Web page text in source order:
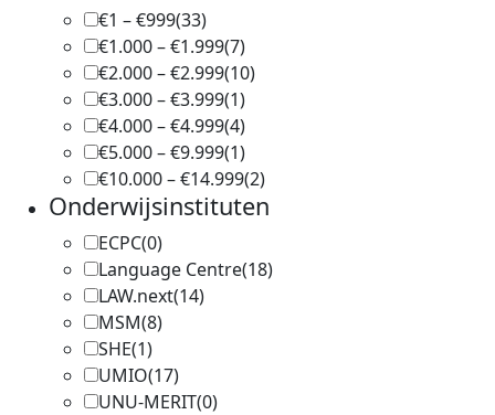
€1 – €999(33)
€1.000 – €1.999(7)
€2.000 – €2.999(10)
€3.000 – €3.999(1)
€4.000 – €4.999(4)
€5.000 – €9.999(1)
€10.000 – €14.999(2)
Onderwijsinstituten
ECPC(0)
Language Centre(18)
LAW.next(14)
MSM(8)
SHE(1)
UMIO(17)
UNU-MERIT(0)